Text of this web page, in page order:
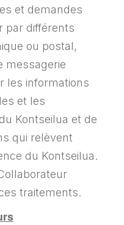
et demandes
par différents
ou postal,
messagerie
les informations
et les
Kontseilua et de
qui relèvent
du Kontseilua.
traitements.